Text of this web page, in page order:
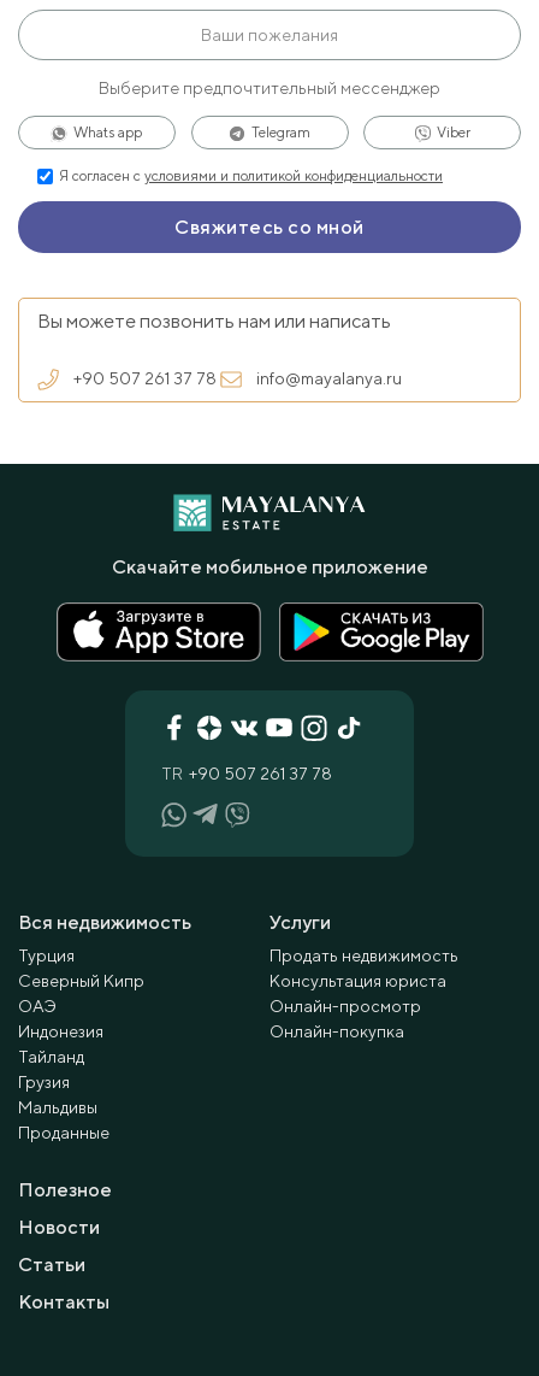
Выберите предпочтительный мессенджер
Whats app Telegram Viber
Я согласен с условиями и политикой конфиденциальности
Вы можете позвонить нам или написать
+90 507 261 37 78 info@mayalanya.ru
Вся недвижимость
Турция
Северный Кипр
ОАЭ
Индонезия
Тайланд
Грузия
Мальдивы
Проданные
Услуги
Продать недвижимость
Консультация юриста
Онлайн-просмотр
Онлайн-покупка
Полезное
Новости
Статьи
Контакты
TR +90 507 261 37 78
Скачайте мобильное приложение